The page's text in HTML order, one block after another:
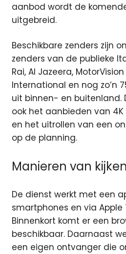
aanbod wordt de
uitgebreid.
Beschikbare zenders zijn
zenders van de publieke
Rai, Al Jazeera, MotorVision
International en nog zo’n
uit binnen- en
ook het aanbieden van
en het uitrollen van een
op de planning.
Manieren van kijken
De dienst werkt met een
smartphones en via Apple
Binnenkort komt er een
beschikbaar. Daarnaast
een eigen ontvanger die